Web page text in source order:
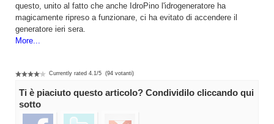
questo, unito al fatto che anche IdroPino l'idrogeneratore ha
magicamente ripreso a funzionare, ci ha evitato di accendere il
generatore ieri sera.
More...
Currently rated 4.1 /5 (94 votanti)
Ti è piaciuto questo articolo? Condividilo cliccando qui
sotto